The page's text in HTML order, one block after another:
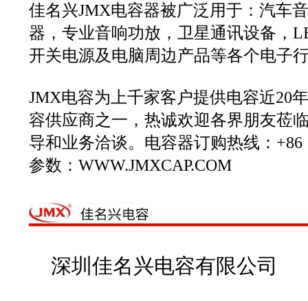
佳名兴JMX电容器被广泛用于：汽车
器，专业音响功放，卫星通讯设备，
开关电源及电脑周边产品等各个电子
JMX电容为上千家客户提供电容近20
容供应商之一，热诚欢迎各界朋友莅
导和业务洽谈。电容器订购热线：
参数：WWW.JMXCAP.COM
深圳佳名兴电容有限公司